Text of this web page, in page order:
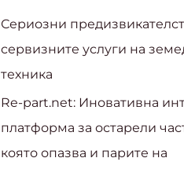
Сериозни
сервизните услуги на
техника
Re-part.net: Иновативна
платформа за остарели
която опазва и парите на